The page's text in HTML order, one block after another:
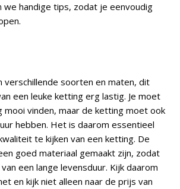
we handige tips, zodat je eenvoudig
verschillende soorten en maten, dit
een leuke ketting erg lastig. Je moet
mooi vinden, maar de ketting moet ook
hebben. Het is daarom essentieel
te kijken van een ketting. De
goed materiaal gemaakt zijn, zodat
een lange levensduur. Kijk daarom
en kijk niet alleen naar de prijs van